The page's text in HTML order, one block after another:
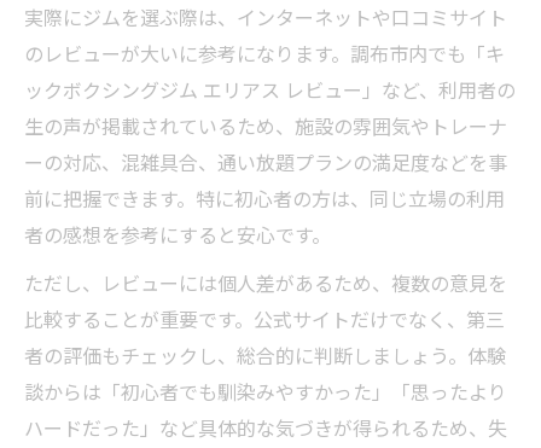
実際にジムを選ぶ際は、インターネットや口コミサイト
のレビューが大いに参考になります。調布市内でも「キ
ックボクシングジム エリアス レビュー」など、利用者の
生の声が掲載されているため、施設の雰囲気やトレーナ
ーの対応、混雑具合、通い放題プランの満足度などを事
前に把握できます。特に初心者の方は、同じ立場の利用
者の感想を参考にすると安心です。
ただし、レビューには個人差があるため、複数の意見を
比較することが重要です。公式サイトだけでなく、第三
者の評価もチェックし、総合的に判断しましょう。体験
談からは「初心者でも馴染みやすかった」「思ったより
ハードだった」など具体的な気づきが得られるため、失